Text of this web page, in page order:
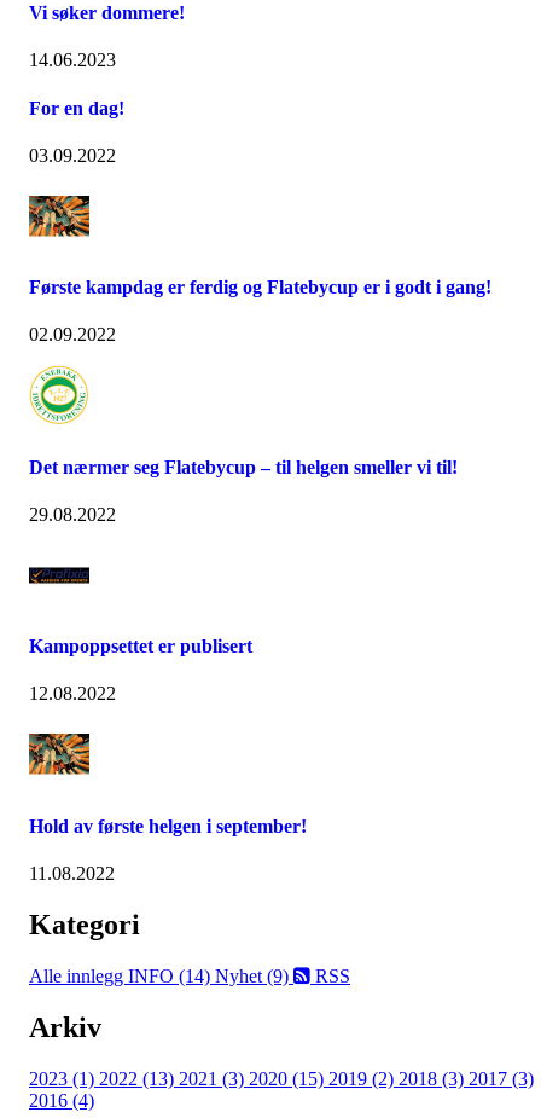
Vi søker dommere!
14.06.2023
For en dag!
03.09.2022
Første kampdag er ferdig og Flatebycup er i godt i gang!
02.09.2022
Det nærmer seg Flatebycup – til helgen smeller vi til!
29.08.2022
Kampoppsettet er publisert
12.08.2022
Hold av første helgen i september!
11.08.2022
Kategori
Alle innlegg INFO (14) Nyhet (9) RSS
Arkiv
2023 (1) 2022 (13) 2021 (3) 2020 (15) 2019 (2) 2018 (3) 2017 (3)
2016 (4)